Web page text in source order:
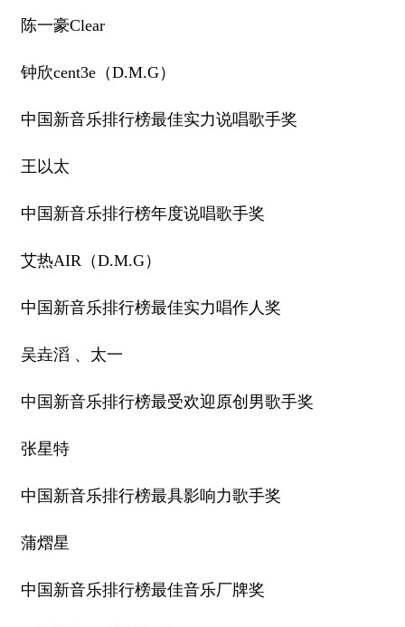
陈一豪Clear
钟欣cent3e（D.M.G）
中国新音乐排行榜最佳实力说唱歌手奖
王以太
中国新音乐排行榜年度说唱歌手奖
艾热AIR（D.M.G）
中国新音乐排行榜最佳实力唱作人奖
吴垚滔 、太一
中国新音乐排行榜最受欢迎原创男歌手奖
张星特
中国新音乐排行榜最具影响力歌手奖
蒲熠星
中国新音乐排行榜最佳音乐厂牌奖